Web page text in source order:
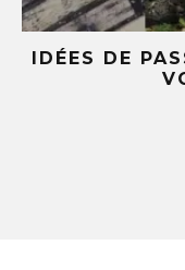
IDÉES DE